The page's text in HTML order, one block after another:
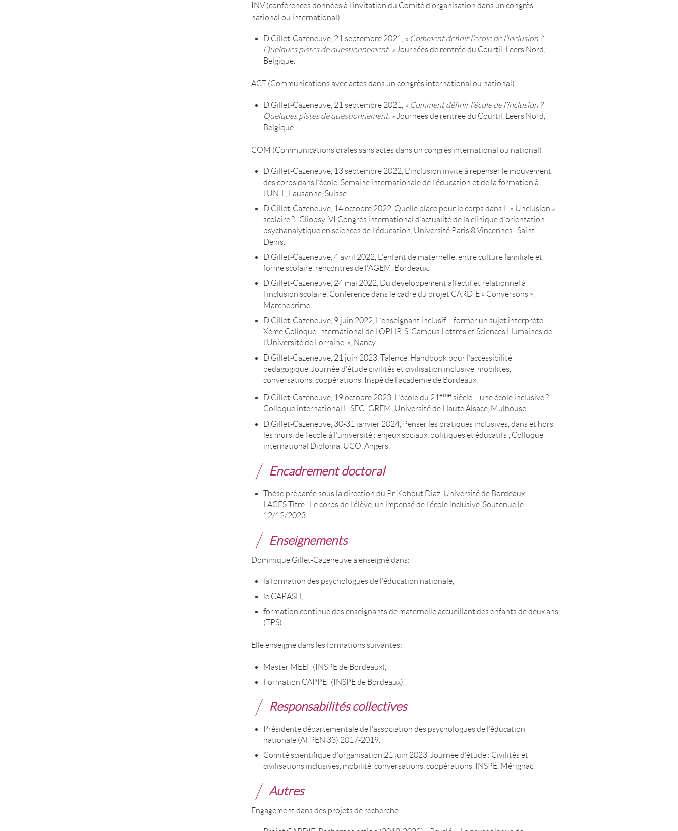
INV (conférences données à l’invitation du Comité d’organisation dans un congrès
national ou international)
D.Gillet-Cazeneuve, 21 septembre 2021,
« Comment définir l’école de l’inclusion ?
Quelques pistes de questionnement. » Journées de rentrée du Courtil, Leers Nord,
Belgique.
ACT (Communications avec actes dans un congrès international ou national)
D.Gillet-Cazeneuve, 21 septembre 2021,
« Comment définir l’école de l’inclusion ?
Quelques pistes de questionnement. » Journées de rentrée du Courtil, Leers Nord,
Belgique.
COM (Communications orales sans actes dans un congrès international ou national)
D.Gillet-Cazeneuve, 13 septembre 2022, L’inclusion invite à repenser le mouvement
des corps dans l’école, Semaine internationale de l’éducation et de la formation à
l’UNIL, Lausanne, Suisse.
D.Gillet-Cazeneuve, 14 octobre 2022, Quelle place pour le corps dans l’ « Unclusion »
scolaire ? , Cliopsy, VI Congrès international d’actualité de la clinique d’orientation
psychanalytique en sciences de l’éducation, Université Paris 8 Vincennes–Saint-
Denis.
D.Gillet-Cazeneuve, 4 avril 2022, L’enfant de maternelle, entre culture familiale et
forme scolaire, rencontres de l’AGEM, Bordeaux.
D.Gillet-Cazeneuve, 24 mai 2022, Du développement affectif et relationnel à
l’inclusion scolaire, Conférence dans le cadre du projet CARDIE « Conversons »,
Marcheprime.
D.Gillet-Cazeneuve, 9 juin 2022, L’enseignant inclusif – former un sujet interprète,
Xème Colloque International de l’OPHRIS, Campus Lettres et Sciences Humaines de
l’Université de Lorraine. », Nancy.
D.Gillet-Cazeneuve, 21 juin 2023, Talence, Handbook pour l’accessibilité
pédagogique, Journée d’étude civilités et civilisation inclusive, mobilités,
conversations, coopérations, Inspé de l’académie de Bordeaux.
D.Gillet-Cazeneuve, 19 octobre 2023, L’école du 21ème siècle – une école inclusive ?
Colloque international LISEC- GREM, Université de Haute Alsace, Mulhouse.
D.Gillet-Cazeneuve, 30-31 janvier 2024, Penser les pratiques inclusives, dans et hors
les murs, de l’école à l’université : enjeux sociaux, politiques et éducatifs , Colloque
international Diploma, UCO, Angers.
Encadrement doctoral
Thèse préparée sous la direction du Pr Kohout Diaz. Université de Bordeaux.
LACES.Titre : Le corps de l’élève, un impensé de l’école inclusive. Soutenue le
12/12/2023.
Enseignements
Dominique Gillet-Cazeneuve a enseigné dans:
la formation des psychologues de l’éducation nationale,
le CAPASH,
formation continue des enseignants de maternelle accueillant des enfants de deux ans
(TPS)
Elle enseigne dans les formations suivantes:
Master MEEF (INSPE de Bordeaux),
Formation CAPPEI (INSPE de Bordeaux),
Responsabilités collectives
Présidente départementale de l’association des psychologues de l’éducation
nationale (AFPEN 33) 2017-2019.
Comité scientifique d’organisation 21 juin 2023, Journée d’étude : Civilités et
civilisations inclusives, mobilité, conversations, coopérations. INSPÉ, Mérignac.
Autres
Engagement dans des projets de recherche: